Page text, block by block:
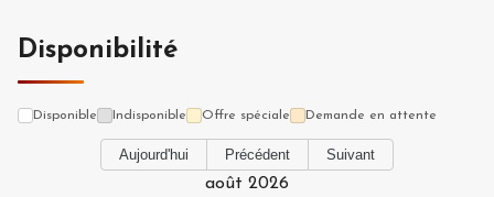
Disponibilité
Disponible Indisponible Offre spéciale Demande en attente
Aujourd'hui Précédent Suivant
août 2026